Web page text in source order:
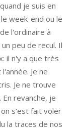
je suis en
week-end ou le
l'ordinaire à
peu de recul. Il
il n'y a que très
Je ne
Je ne trouve
revanche, je
s'est fait voler
la traces de nos